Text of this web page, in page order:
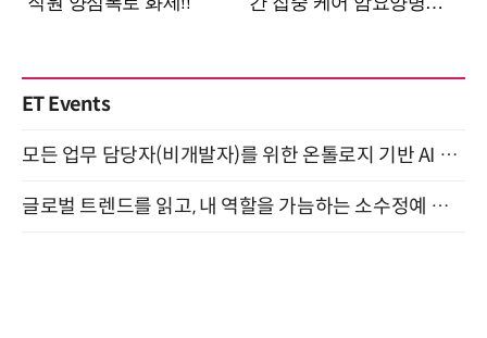
ET Events
모든 업무 담당자(비개발자)를 위한 온톨로지 기반 AI 지식체계 설계 1-day 워크숍 8월 20일 개최
글로벌 트렌드를 읽고, 내 역할을 가늠하는 소수정예 실습 워크숍 (8/28)